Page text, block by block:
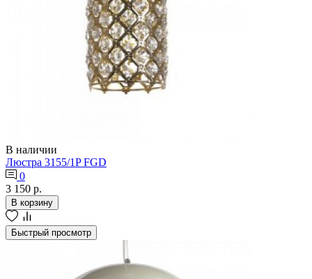
В наличии
Люстра 3155/1P FGD
0
3 150 р.
В корзину
Быстрый просмотр